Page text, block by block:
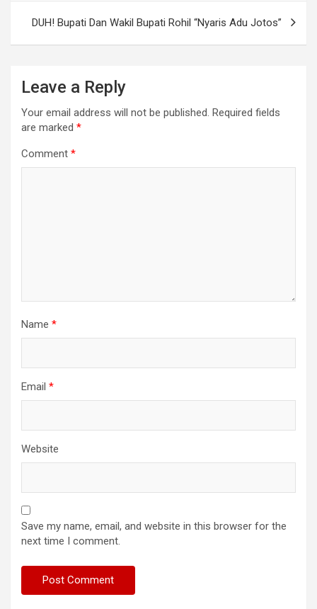
DUH! Bupati Dan Wakil Bupati Rohil “Nyaris Adu Jotos”
Leave a Reply
Your email address will not be published. Required fields
are marked *
Comment *
Name *
Email *
Website
Save my name, email, and website in this browser for the
next time I comment.